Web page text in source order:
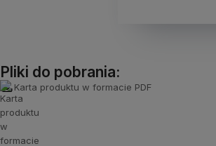
Pliki do pobrania:
Karta produktu w formacie PDF